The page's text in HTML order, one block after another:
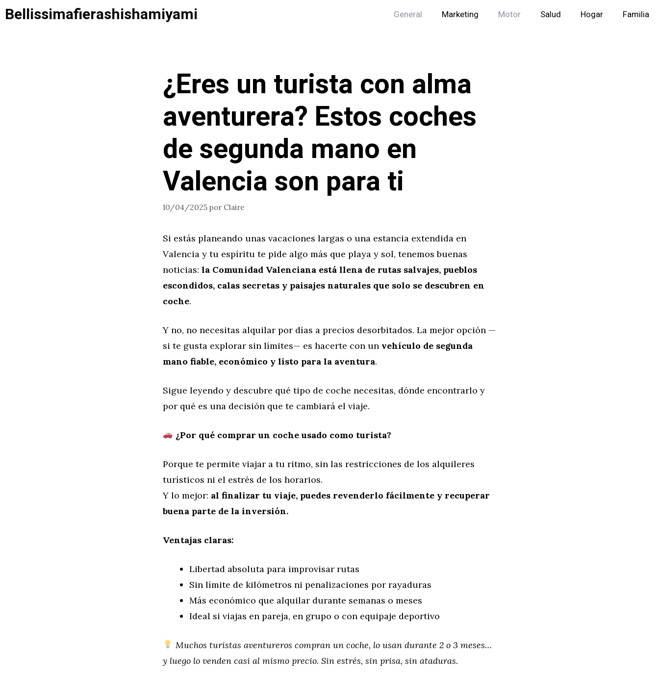
Saltar
alBellissimafierashishamiyami General Marketing Motor Salud Hogar Familia
¿Eres un turista con alma
aventurera? Estos coches
de segunda mano en
Valencia son para ti
10/04/2025 por Claire
Si estás planeando unas vacaciones largas o una estancia extendida en
Valencia y tu espíritu te pide algo más que playa y sol, tenemos buenas
noticias: la Comunidad Valenciana está llena de rutas salvajes, pueblos
escondidos, calas secretas y paisajes naturales que solo se descubren en
coche.
Y no, no necesitas alquilar por días a precios desorbitados. La mejor opción —
si te gusta explorar sin límites— es hacerte con un vehículo de segunda
mano fiable, económico y listo para la aventura.
Sigue leyendo y descubre qué tipo de coche necesitas, dónde encontrarlo y
por qué es una decisión que te cambiará el viaje.
¿Por qué comprar un coche usado como turista?
Porque te permite viajar a tu ritmo, sin las restricciones de los alquileres
turísticos ni el estrés de los horarios.
Y lo mejor: al finalizar tu viaje, puedes revenderlo fácilmente y recuperar
buena parte de la inversión.
Ventajas claras:
Libertad absoluta para improvisar rutas
Sin límite de kilómetros ni penalizaciones por rayaduras
Más económico que alquilar durante semanas o meses
Ideal si viajas en pareja, en grupo o con equipaje deportivo
Muchos turistas aventureros compran un coche, lo usan durante 2 o 3 meses…
y luego lo venden casi al mismo precio. Sin estrés, sin prisa, sin ataduras.